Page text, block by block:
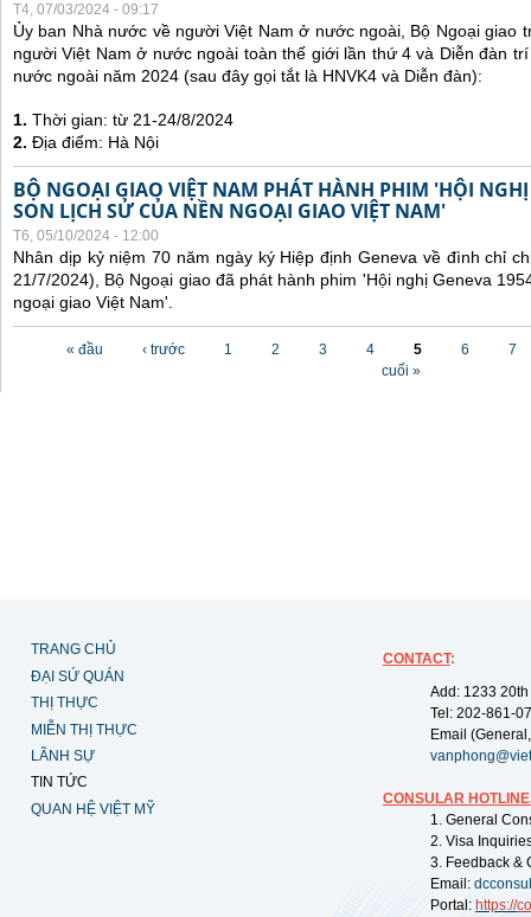
T4, 07/03/2024 - 09:17
Ủy ban Nhà nước về người Việt Nam ở nước ngoài, Bộ Ngoại giao
người Việt Nam ở nước ngoài toàn thế giới lần thứ 4 và Diễn đàn
nước ngoài năm 2024 (sau đây gọi tắt là HNVK4 và Diễn đàn):
1. Thời gian: từ 21-24/8/2024
2. Địa điểm: Hà Nội
BỘ NGOẠI GIAO VIỆT NAM PHÁT HÀNH PHIM 'HỘI
SON LỊCH SỬ CỦA NỀN NGOẠI GIAO VIỆT NAM'
T6, 05/10/2024 - 12:00
Nhân dịp kỷ niệm 70 năm ngày ký Hiệp định Geneva về đình chỉ
21/7/2024), Bộ Ngoại giao đã phát hành phim 'Hội nghị Geneva
ngoại giao Việt Nam'.
« đầu ‹ trước 1 2 3 4 5 6
7
cuối »
TRANG CHỦ
ĐẠI SỨ QUÁN
THỊ THỰC
MIỄN THỊ THỰC
LÃNH SỰ
TIN TỨC
QUAN HỆ VIỆT MỸ
CONTACT:
Add: 1233
Tel: 202-861-
Email
CONSULAR
1. General
2. Visa
3. Feedback &
Email:
Portal: https://